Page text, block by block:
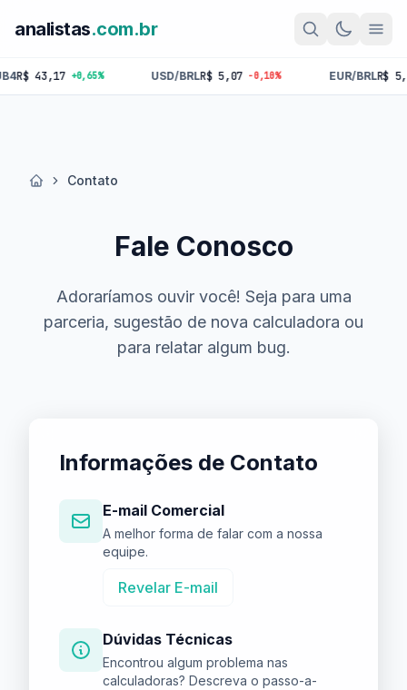
analistas.com.br
R$ 43,17 +0,65% USD/BRLR$ 5,07 -0,10% EUR/BRLR$ 5,84
Início Contato
Fale Conosco
Adoraríamos ouvir você! Seja para uma
parceria, sugestão de nova calculadora ou
para relatar algum bug.
Informações de Contato
E-mail Comercial
A melhor forma de falar com a nossa
equipe.
Revelar E-mail
Dúvidas Técnicas
Encontrou algum problema nas
calculadoras? Descreva o passo-a-